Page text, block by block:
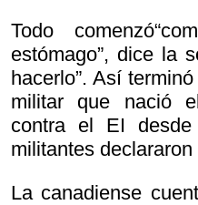
Todo
estómago”, dice la
hacerlo”. Así
militar que nació
contra el EI
militantes
La canadiense